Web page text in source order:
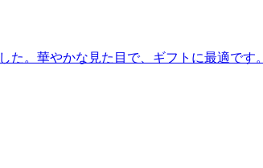
。華やかな見た目で、ギフトに最適です。